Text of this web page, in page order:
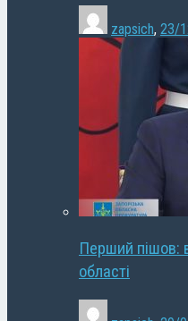
zapsich, 23/
Перший пішов:
області